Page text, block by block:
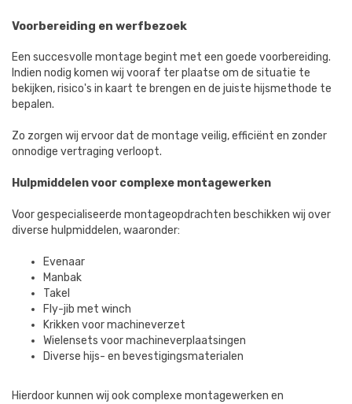
Voorbereiding en werfbezoek
Een succesvolle montage begint met een goede voorbereiding.
Indien nodig komen wij vooraf ter plaatse om de situatie te
bekijken, risico's in kaart te brengen en de juiste hijsmethode te
bepalen.
Zo zorgen wij ervoor dat de montage veilig, efficiënt en zonder
onnodige vertraging verloopt.
Hulpmiddelen voor complexe montagewerken
Voor gespecialiseerde montageopdrachten beschikken wij over
diverse hulpmiddelen, waaronder:
Evenaar
Manbak
Takel
Fly-jib met winch
Krikken voor machineverzet
Wielensets voor machineverplaatsingen
Diverse hijs- en bevestigingsmaterialen
Hierdoor kunnen wij ook complexe montagewerken en